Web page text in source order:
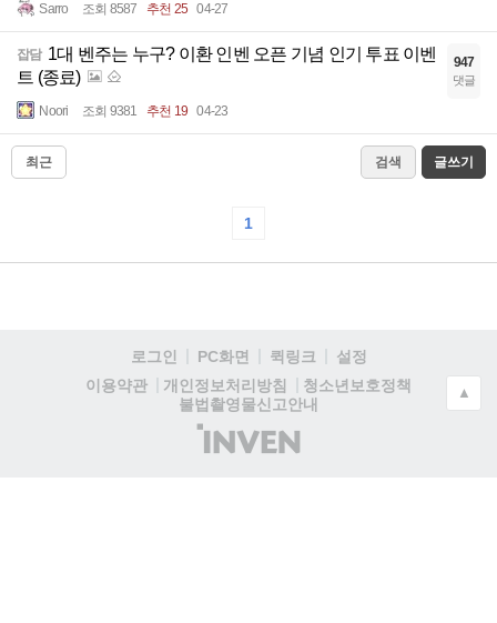
Sarro 조회 8587 추천 25 04-27
잡담 1대 벤주는 누구? 이환 인벤 오픈 기념 인기 투표 이벤
트 (종료)
Noori 조회 9381 추천 19 04-23
947
댓글
최근 검색 글쓰기
1
로그인 PC화면 퀵링크
설정
이용약관
개인정보처리방침
청소년보호정책
불법촬영물신고안내
(주)
인
▲